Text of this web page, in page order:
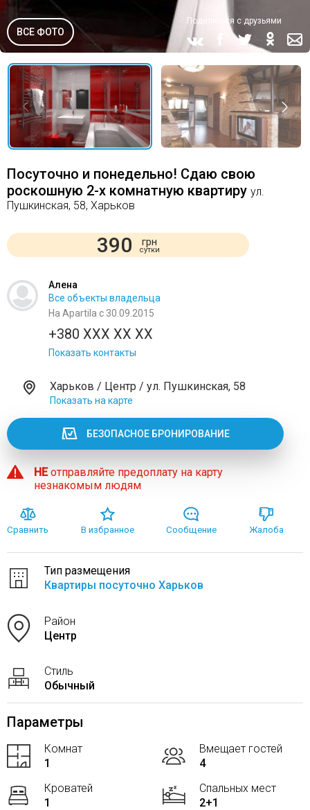
ВСЕ ФОТО
Поделиться с друзьями
Посуточно и понедельно! Сдаю свою
роскошную 2-х комнатную квартиру ул.
Пушкинская, 58, Харьков
390 грн
сутки
Алена
Все объекты владельца
На Apartila с 30.09.2015
+380 XXX XX XX
Показать контакты
Харьков / Центр / ул. Пушкинская, 58
Показать на карте
БЕЗОПАСНОЕ БРОНИРОВАНИЕ
НЕотправляйте предоплату на карту
незнакомым людям
Сравнить В избранное Сообщение Жалоба
Тип размещения
Квартиры посуточно Харьков
Район
Центр
Стиль
Обычный
Параметры
Комнат
1
Вмещает гостей
4
Кроватей
1
Спальных мест
2+1